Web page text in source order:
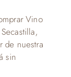
Vino
de nuestra
sin